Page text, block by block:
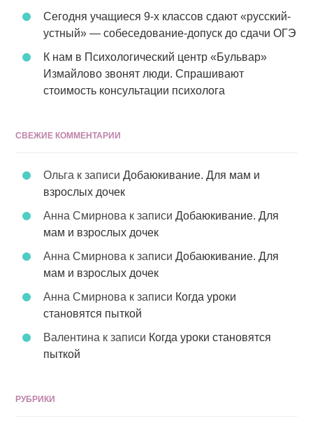
Сегодня учащиеся 9-х классов сдают «русский-
устный» — собеседование-допуск до сдачи ОГЭ
К нам в Психологический центр «Бульвар»
Измайлово звонят люди. Спрашивают
стоимость консультации психолога
СВЕЖИЕ КОММЕНТАРИИ
Ольга к записиДобаюкивание. Для мам и
взрослых дочек
Анна Смирнова к записиДобаюкивание. Для
мам и взрослых дочек
Анна Смирнова к записиДобаюкивание. Для
мам и взрослых дочек
Анна Смирнова к записи Когда уроки
становятся пыткой
Валентина к записи Когда уроки становятся
пыткой
РУБРИКИ